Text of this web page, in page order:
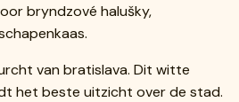
bryndzové halušky,
van bratislava. Dit witte
het beste uitzicht over de stad.